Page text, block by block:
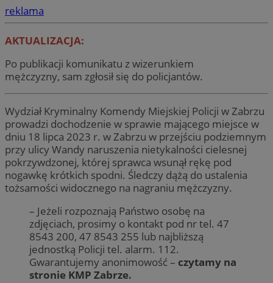
reklama
AKTUALIZACJA:
Po publikacji komunikatu z wizerunkiem
mężczyzny, sam zgłosił się do policjantów.
Wydział Kryminalny Komendy Miejskiej Policji w Zabrzu
prowadzi dochodzenie w sprawie mającego miejsce w
dniu 18 lipca 2023 r. w Zabrzu w przejściu podziemnym
przy ulicy Wandy naruszenia nietykalności cielesnej
pokrzywdzonej, której sprawca wsunął rękę pod
nogawkę krótkich spodni. Śledczy dążą do ustalenia
tożsamości widocznego na nagraniu mężczyzny.
– Jeżeli rozpoznają Państwo osobę na
zdjęciach, prosimy o kontakt pod nr tel. 47
8543 200, 47 8543 255 lub najbliższą
jednostką Policji tel. alarm. 112.
Gwarantujemy anonimowość – czytamy na
stronie KMP Zabrze.